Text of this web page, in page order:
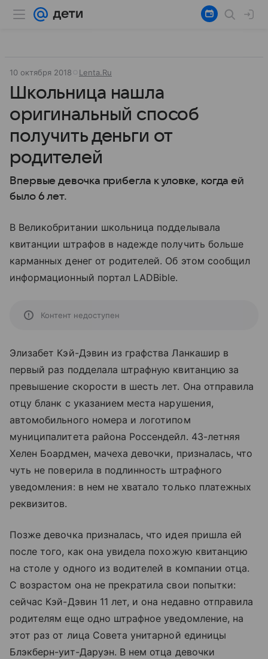
10 октября 2018 Lenta.Ru
Школьница нашла
оригинальный способ
получить деньги от
родителей
Впервые девочка прибегла к уловке, когда ей
было 6 лет.
В Великобритании школьница подделывала
квитанции штрафов в надежде получить больше
карманных денег от родителей. Об этом сообщил
информационный портал LADBible.
Контент недоступен
Элизабет Кэй-Дэвин из графства Ланкашир в
первый раз подделала штрафную квитанцию за
превышение скорости в шесть лет. Она отправила
отцу бланк с указанием места нарушения,
автомобильного номера и логотипом
муниципалитета района Россендейл. 43-летняя
Хелен Боардмен, мачеха девочки, призналась, что
чуть не поверила в подлинность штрафного
уведомления: в нем не хватало только платежных
реквизитов.
Позже девочка призналась, что идея пришла ей
после того, как она увидела похожую квитанцию
на столе у одного из водителей в компании отца.
С возрастом она не прекратила свои попытки:
сейчас Кэй-Дэвин 11 лет, и она недавно отправила
родителям еще одно штрафное уведомление, на
этот раз от лица Совета унитарной единицы
Блэкберн-уит-Даруэн. В нем отца девочки